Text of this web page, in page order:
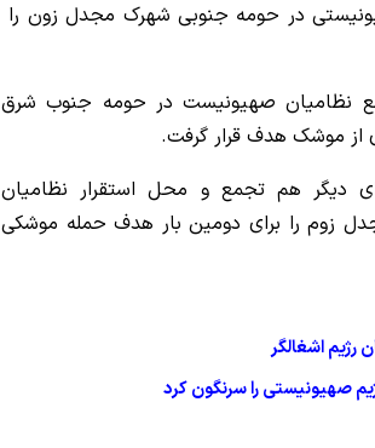
در حومه جنوبی شهرک مجدل زون را
نظامیان صهیونیست در حومه جنوب شرق
موشک هدف قرار گرفت.
دیگر هم تجمع و محل استقرار نظامیان
زوم را برای دومین بار هدف حمله موشکی
رژیم اشغالگر